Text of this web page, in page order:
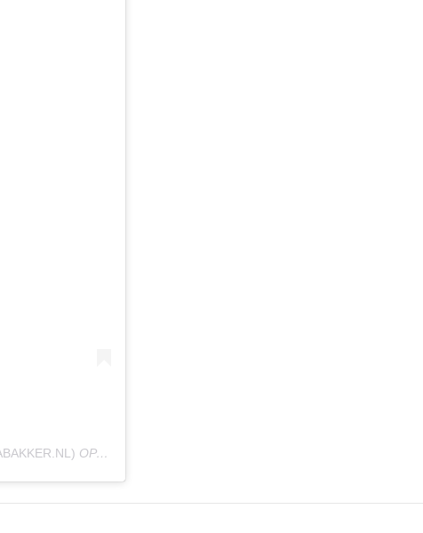
OP 20 SEP 2020 OM 9:47 (PDT)